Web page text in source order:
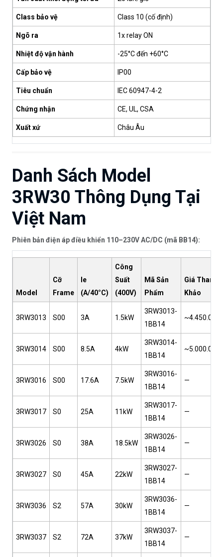
Class bảo vệ Class 10 (cố định)
Ngõ ra 1x relay ON
Nhiệt độ vận hành -25°C đến +60°C
Cấp bảo vệ IP00
Tiêu chuẩn IEC 60947-4-2
Chứng nhận CE, UL, CSA
Xuất xứ Châu Âu
Danh Sách Model
3RW30 Thông Dụng Tại
Việt Nam
Phiên bản điện áp điều khiển 110–230V AC/DC (mã BB14):
Model
Cỡ
Frame
Ie
(A/40°C)
Công
Suất
(400V)
Mã Sản
Phẩm
Giá Tham
Khảo
3RW3013 S00 3A 1.5kW
3RW3013-
1BB14
3RW3014 S00 8.5A 4kW
3RW3014-
1BB14
3RW3016 S00 17.6A 7.5kW
3RW3016-
1BB14
—
3RW3017 S0 25A 11kW
3RW3017-
1BB14
—
3RW3026 S0 38A 18.5kW
3RW3026-
1BB14
—
3RW3027 S0 45A 22kW
3RW3027-
1BB14
—
3RW3036 S2 57A 30kW
3RW3036-
1BB14
—
3RW3037 S2 72A 37kW
3RW3037-
1BB14
—